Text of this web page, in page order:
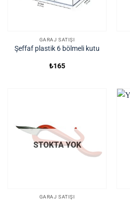
GARAJ SATIŞI
Şeffaf plastik 6 bölmeli kutu
₺165
STOKTA YOK
GARAJ SATIŞI